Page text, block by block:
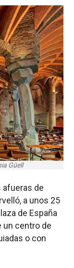
Güell
afueras de
a unos 25
de España
un centro de
o con